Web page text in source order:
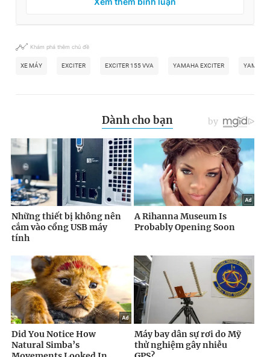
Khám phá thêm chủ đề
XE MÁY EXCITER EXCITER 155 VVA YAMAHA EXCITER YAMAHA